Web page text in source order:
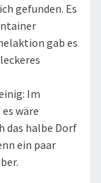
gefunden. Es
gab es
Im
wäre
das halbe Dorf
ein paar